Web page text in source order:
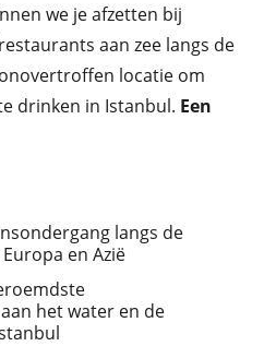
we je afzetten bij
aan zee langs de
locatie om
drinken in Istanbul. Een
langs de
en Azië
het water en de